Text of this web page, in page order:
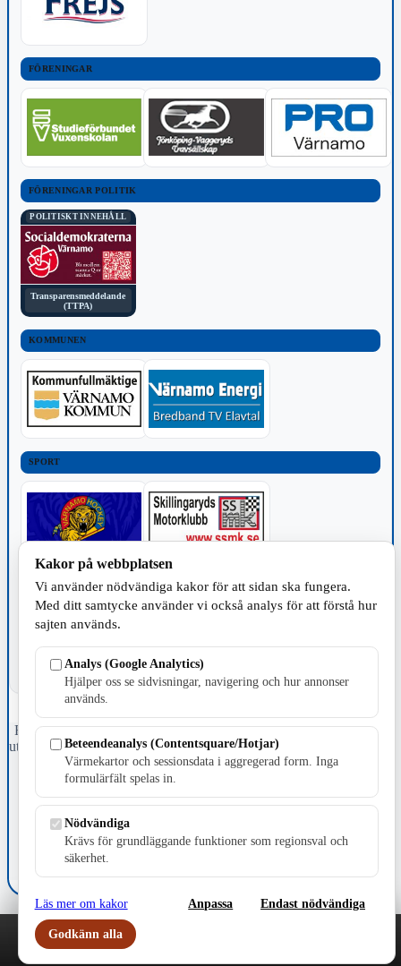
FÖRENINGAR
FÖRENINGAR POLITIK
POLITISKT INNEHÅLL
Transparensmeddelande
(TTPA)
KOMMUNEN
SPORT
TILLVERKNING
Fristående webbtidningsföretag grundat 1991 som sedan 2002 ger
ut tidningen Skillingaryd.nu och 2010 lanserades Värnamo.nu. Från
april 2026 omfattar Skillingaryd.nu tre kommuner: Gnosjö,
Värnamo och Vaggeryds kommun.
Kontakta oss
E-post: redaktionen@skillingaryd.nu
Postadress: Gisslaköp 1, 568 92 Skillingaryd
Kakor på webbplatsen
Vi använder nödvändiga kakor för att sidan ska fungera.
Med ditt samtycke använder vi också analys för att förstå hur
sajten används.
Analys (Google Analytics)
Hjälper oss se sidvisningar, navigering och hur annonser
används.
Beteendeanalys (Contentsquare/Hotjar)
Värmekartor och sessionsdata i aggregerad form. Inga
formulärfält spelas in.
Nödvändiga
Krävs för grundläggande funktioner som regionsval och
säkerhet.
Läs mer om kakor Anpassa Endast nödvändiga
Godkänn alla